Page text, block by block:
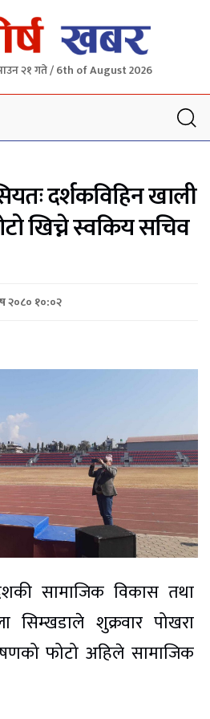
२१ गते / 6th of August 2026
दर्शकविहिन खाली
खिच्ने स्वकिय सचिव
२०८० १०:०२
सामाजिक विकास तथा
सिम्खडाले शुक्रवार पोखरा
फोटो अहिले सामाजिक